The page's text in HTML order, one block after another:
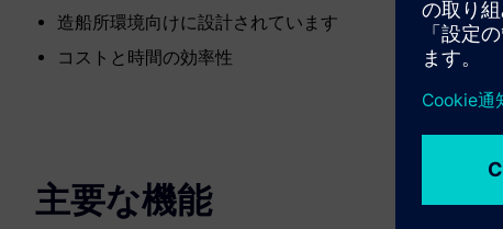
造船所環境向けに設計されています
コストと時間の効率性
主要な機能